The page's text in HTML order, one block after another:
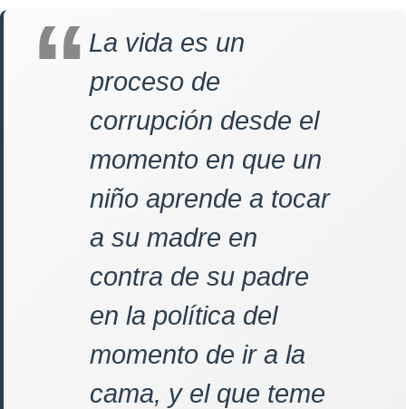
La vida es un
proceso de
corrupción desde el
momento en que un
niño aprende a tocar
a su madre en
contra de su padre
en la política del
momento de ir a la
cama, y el que teme